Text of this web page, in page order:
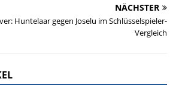
NÄCHSTER
Huntelaar gegen Joselu im Schlüsselspieler-
Vergleich